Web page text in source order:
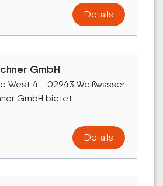
Details
GmbH
West 4 - 02943 Weißwasser
GmbH bietet
Details